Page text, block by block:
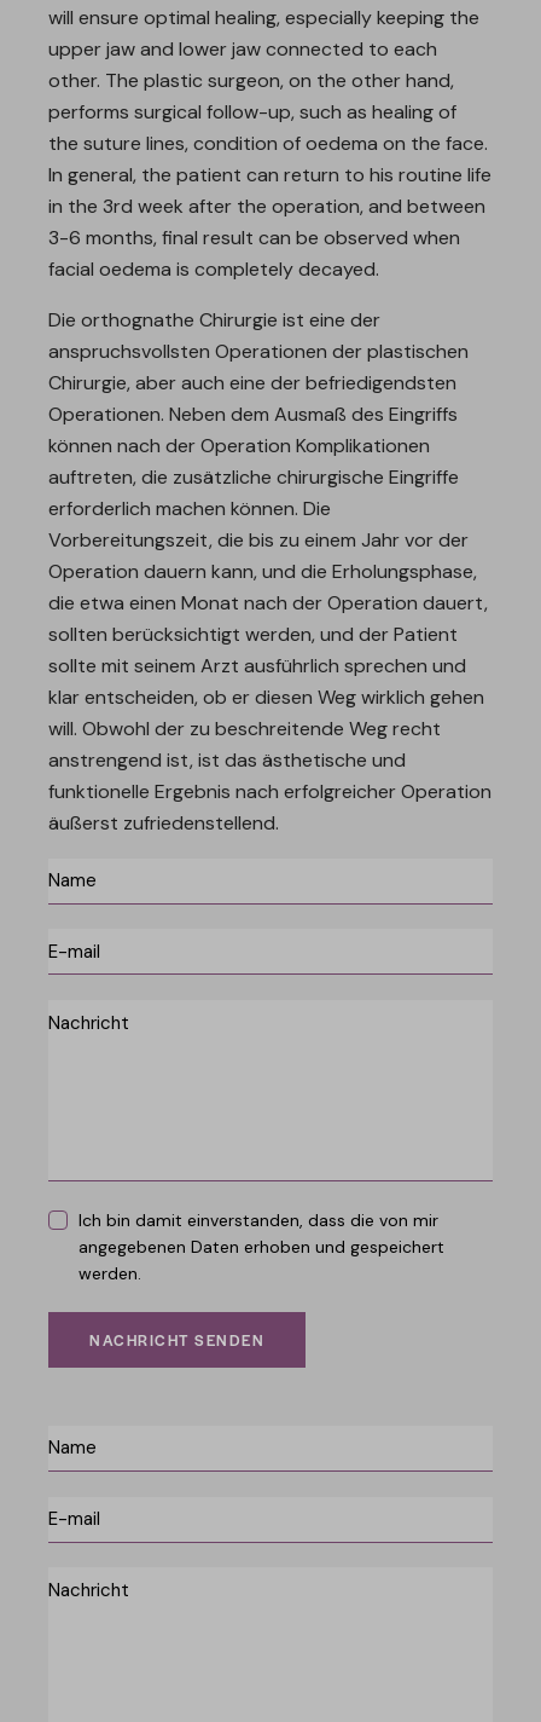
will ensure optimal healing, especially keeping the
upper jaw and lower jaw connected to each
other. The plastic surgeon, on the other hand,
performs surgical follow-up, such as healing of
the suture lines, condition of oedema on the face.
In general, the patient can return to his routine life
in the 3rd week after the operation, and between
3-6 months, final result can be observed when
facial oedema is completely decayed.
Die orthognathe Chirurgie ist eine der
anspruchsvollsten Operationen der plastischen
Chirurgie, aber auch eine der befriedigendsten
Operationen. Neben dem Ausmaß des Eingriffs
können nach der Operation Komplikationen
auftreten, die zusätzliche chirurgische Eingriffe
erforderlich machen können. Die
Vorbereitungszeit, die bis zu einem Jahr vor der
Operation dauern kann, und die Erholungsphase,
die etwa einen Monat nach der Operation dauert,
sollten berücksichtigt werden, und der Patient
sollte mit seinem Arzt ausführlich sprechen und
klar entscheiden, ob er diesen Weg wirklich gehen
will. Obwohl der zu beschreitende Weg recht
anstrengend ist, ist das ästhetische und
funktionelle Ergebnis nach erfolgreicher Operation
äußerst zufriedenstellend.
Ich bin damit einverstanden, dass die von mir
angegebenen Daten erhoben und gespeichert
werden.
NACHRICHT SENDEN